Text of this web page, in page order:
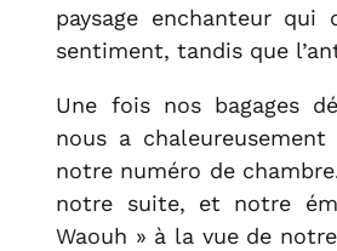
paysage enchanteur
sentiment, tandis que
Une fois nos bagages
nous a
notre numéro de
notre suite, et notre
Waouh » à la vue de